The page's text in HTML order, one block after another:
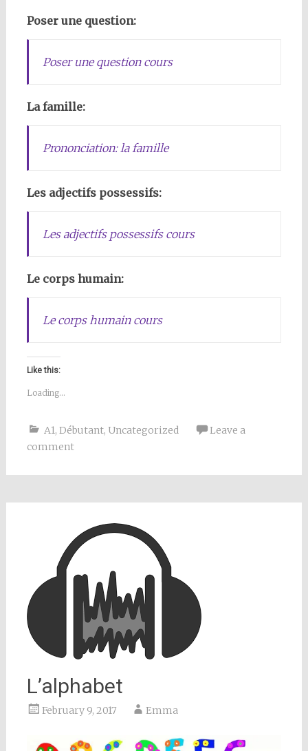
Poser une question:
Poser une question cours
La famille:
Prononciation: la famille
Les adjectifs possessifs:
Les adjectifs possessifs cours
Le corps humain:
Le corps humain cours
Like this:
Loading...
A1, Débutant, Uncategorized
Leave a
comment
L’alphabet
February 9, 2017 Emma